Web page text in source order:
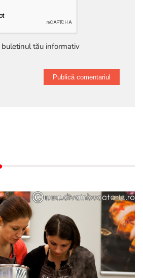
tău informativ